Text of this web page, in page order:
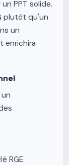
PPT solide.
plutôt qu'un
un
enrichira
RGE